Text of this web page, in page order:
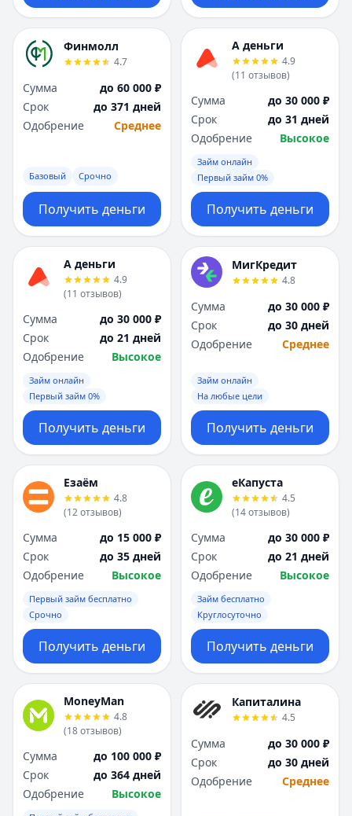
Финмолл
4.7
Сумма
до 60 000 ₽
Срок
до 371 дней
Одобрение
Среднее
Базовый Срочно
Получить деньги
А деньги
4.9
(11 отзывов)
Сумма
до 30 000 ₽
Срок
до 31 дней
Одобрение
Высокое
Займ онлайн
Первый займ 0%
Получить деньги
А деньги
4.9
(11 отзывов)
Сумма
до 30 000 ₽
Срок
до 21 дней
Одобрение
Высокое
Займ онлайн
Первый займ 0%
Получить деньги
МигКредит
4.8
Сумма
до 30 000 ₽
Срок
до 30 дней
Одобрение
Среднее
Займ онлайн
На любые цели
Получить деньги
Езаём
4.8
(12отзывов)
Сумма
до 15 000 ₽
Срок
до 35 дней
Одобрение
Высокое
Первый займ бесплатно
Срочно
Получить деньги
еКапуста
4.5
(14отзывов)
Сумма
до 30 000 ₽
Срок
до 21 дней
Одобрение
Высокое
Займ бесплатно
Круглосуточно
Получить деньги
MoneyMan
4.8
(18отзывов)
Сумма
до 100 000 ₽
Срок
до 364 дней
Одобрение
Высокое
Капиталина
4.5
Сумма
до 30 000 ₽
Срок
до 30 дней
Одобрение
Среднее